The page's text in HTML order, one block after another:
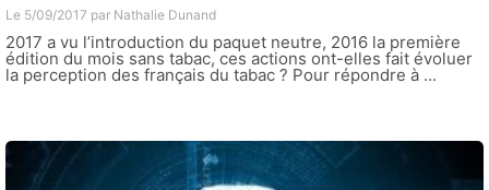
Le 5/09/2017 par Nathalie Dunand
2017 a vu l’introduction du paquet neutre, 2016 la première
édition du mois sans tabac, ces actions ont-elles fait évoluer
la perception des français du tabac ? Pour répondre à ...